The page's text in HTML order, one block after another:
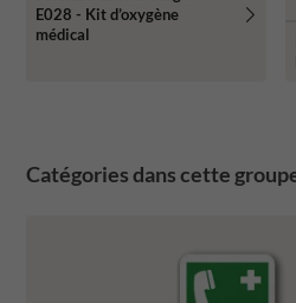
E028 - Kit d’oxygène
médical
Catégories dans cette